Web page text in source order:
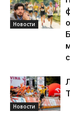
Новости
Новости